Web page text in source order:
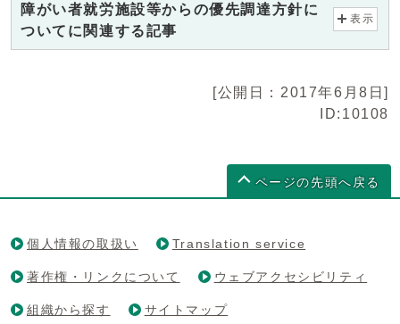
障がい者就労施設等からの優先調達方針に
ついてに関連する記事
表示
[公開日：2017年6月8日]
ID:10108
ページの先頭へ戻る
個人情報の取扱い Translation service
著作権・リンクについて ウェブアクセシビリティ
組織から探す サイトマップ